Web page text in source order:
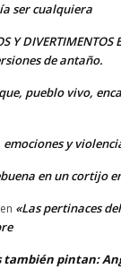
ser cualquiera
Y DIVERTIMENTOS
de antaño.
pueblo vivo,
y
en un cortijo
en «Las pertinaces
también pintan: